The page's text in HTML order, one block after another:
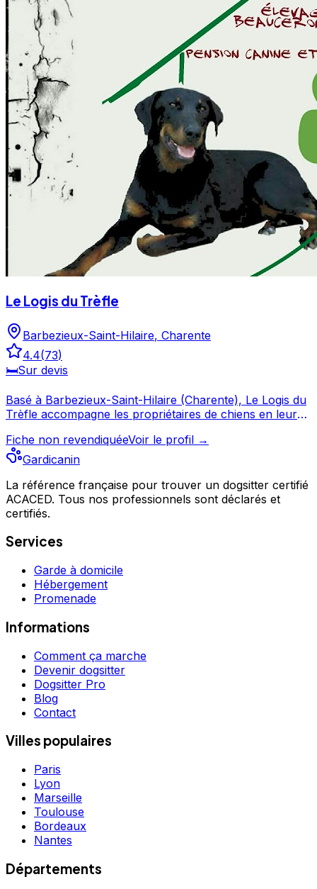
4.7/5 ⭐⭐⭐⭐⭐ sur Google Maps avec 65 avis.
Le Logis du Trèfle
Barbezieux-Saint-Hilaire, Charente
4.4(73)
🛏️Sur devis
Basé à Barbezieux-Saint-Hilaire (Charente), Le Logis du
Trèfle accompagne les propriétaires de chiens en leur
Les 73 avis laissés par ses clients témoignent d'un
service apprécié, avec une note moyenne de 4.4/5.
organiser la garde de votre chien. Le Logis du Trèfle est
un professionnel du service canin situé à Barbezieux-
Saint-Hilaire. Noté 4.4/5 ⭐⭐⭐⭐ sur Google Maps avec
Fiche non revendiquéeVoir le profil →
Gardicanin
La référence française pour trouver un dogsitter certifié
ACACED. Tous nos professionnels sont déclarés et
certifiés.
Services
Garde à domicile
Hébergement
Promenade
Informations
Comment ça marche
Devenir dogsitter
Dogsitter Pro
Blog
Contact
Villes populaires
Paris
Lyon
Marseille
Toulouse
Bordeaux
Nantes
Départements